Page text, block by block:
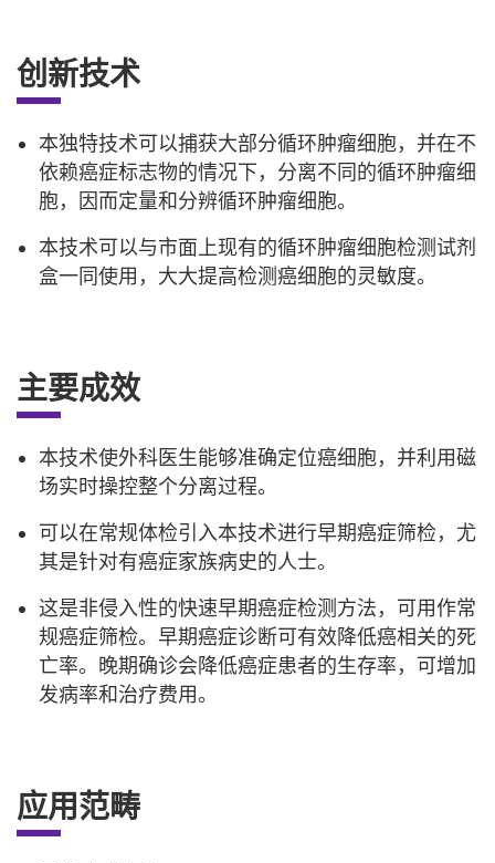
创新技术
本独特技术可以捕获大部分循环肿瘤细胞，并在不
依赖癌症标志物的情况下，分离不同的循环肿瘤细
胞，因而定量和分辨循环肿瘤细胞。
本技术可以与市面上现有的循环肿瘤细胞检测试剂
盒一同使用，大大提高检测癌细胞的灵敏度。
主要成效
本技术使外科医生能够准确定位癌细胞，并利用磁
场实时操控整个分离过程。
可以在常规体检引入本技术进行早期癌症筛检，尤
其是针对有癌症家族病史的人士。
这是非侵入性的快速早期癌症检测方法，可用作常
规癌症筛检。早期癌症诊断可有效降低癌相关的死
亡率。晚期确诊会降低癌症患者的生存率，可增加
发病率和治疗费用。
应用范畴